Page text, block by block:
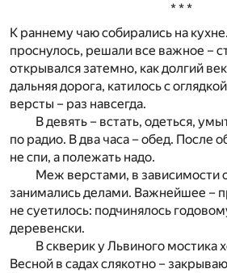
* * *
К раннему чаю собирались на
проснулось, решали все важное –
открывался затемно, как долгий
дальняя дорога, катилось с
версты – раз навсегда.
В девять – встать, одеться,
по радио. В два часа – обед. После
не спи, а полежать надо.
Меж верстами, в зависимости
занимались делами. Важнейшее –
не суетилось: подчинялось
деревенски.
В скверик у Львиного мостика
Весной в садах слякотно –